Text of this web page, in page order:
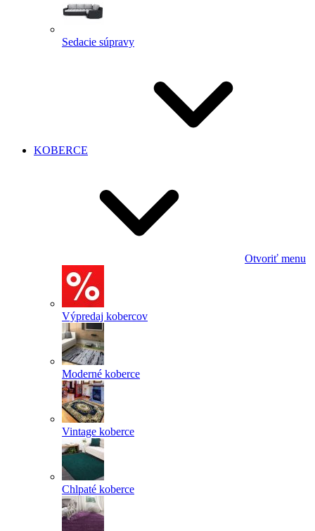
Sedacie súpravy
KOBERCE
Otvoriť menu
Výpredaj kobercov
Moderné koberce
Vintage koberce
Chlpaté koberce